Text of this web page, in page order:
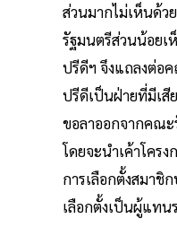
ส่วนมากไม่เห็นด้ว
รัฐมนตรีส่วนน้อยเ
ปรีดีฯ จึงแถลงต่อ
ปรีดีเป็นฝ่ายที่มีเสี
ขอลาออกจากคณะ
โดยจะนำเค้าโคร
การเลือกตั้งสมาชิ
เลือกตั้งเป็นผู้แทน